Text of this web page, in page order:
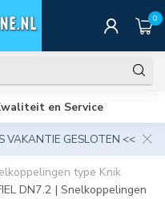
0
en Service
VAKANTIE GESLOTEN <<
type Knik
DN7.2 | Snelkoppelingen